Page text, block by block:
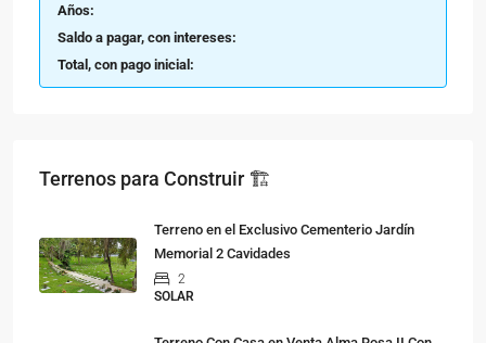
Años:
Saldo a pagar, con intereses:
Total, con pago inicial:
Terrenos para Construir 🏗
Terreno en el Exclusivo Cementerio Jardín
Memorial 2 Cavidades
2
SOLAR